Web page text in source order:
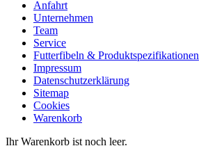
Anfahrt
Unternehmen
Team
Service
Futterfibeln & Produktspezifikationen
Impressum
Datenschutzerklärung
Sitemap
Cookies
Warenkorb
Ihr Warenkorb ist noch leer.